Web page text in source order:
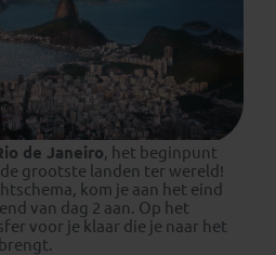
de Janeiro, het beginpunt
grootste landen ter wereld!
kom je aan het eind
van dag 2 aan. Op het
voor je klaar die je naar het